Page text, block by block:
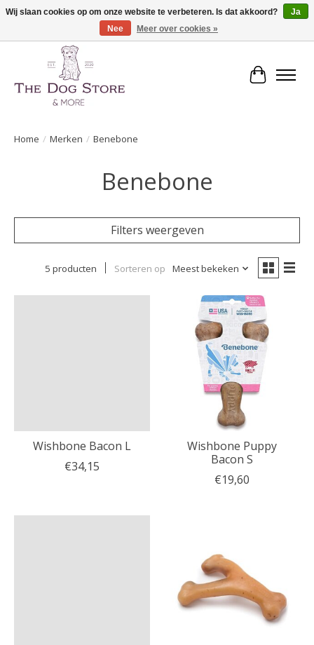
De speciaalzaak in hondenartikelen en meer!
Home / Merken / Benebone
Benebone
Filters weergeven
5 producten Sorteren op Meest bekeken
Wishbone Bacon L
€34,15
Wishbone Puppy
Bacon S
€19,60
Wij slaan cookies op om onze website te verbeteren. Is dat akkoord?
Ja
Nee
Meer over cookies »